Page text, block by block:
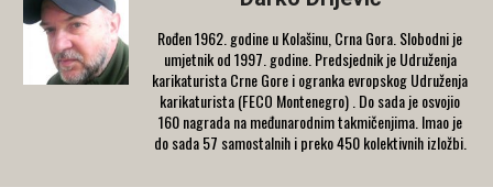
Rođen 1962. godine u Kolašinu, Crna Gora. Slobodni je
umjetnik od 1997. godine. Predsjednik je Udruženja
karikaturista Crne Gore i ogranka evropskog Udruženja
karikaturista (FECO Montenegro) . Do sada je osvojio
160 nagrada na međunarodnim takmičenjima. Imao je
do sada 57 samostalnih i preko 450 kolektivnih izložbi.